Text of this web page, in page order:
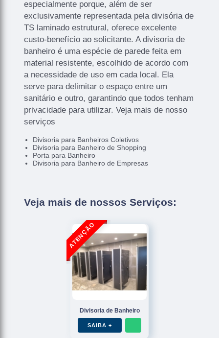
especialmente porque, além de ser
exclusivamente representada pela divisória de
TS laminado estrutural, oferece excelente
custo-benefício ao solicitante. A divisoria de
banheiro é uma espécie de parede feita em
material resistente, escolhido de acordo com
a necessidade de uso em cada local. Ela
serve para delimitar o espaço entre um
sanitário e outro, garantindo que todos tenham
privacidade para utilizar. Veja mais de nosso
serviços
Divisoria para Banheiros Coletivos
Divisoria para Banheiro de Shopping
Porta para Banheiro
Divisoria para Banheiro de Empresas
Veja mais de nossos Serviços:
Divisoria de Banheiro
SAIBA +